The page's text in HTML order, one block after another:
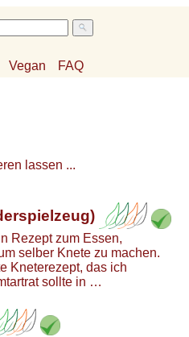
Vegan FAQ
lassen ...
Rezept zum Essen,
selber Knete zu machen.
Kneterezept, das ich
sollte in …